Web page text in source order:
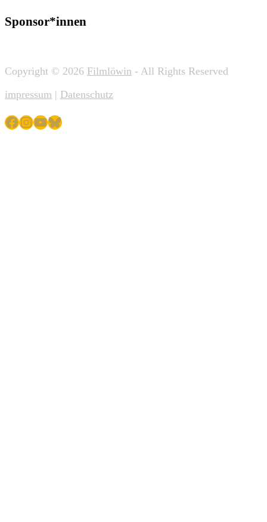
Sponsor*innen
Copyright © 2026 Filmlöwin - All Rights Reserved
impressum | Datenschutz
Facebook
Instagram
YouTube
Bluesky